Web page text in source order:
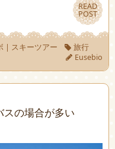
READ
POST
READ
POST
| スキーツアー
旅行
Eusebio
スの場合が多い